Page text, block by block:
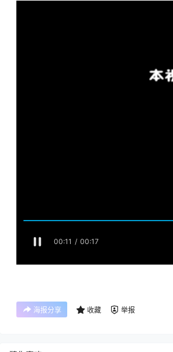
海报分享 收藏 举报